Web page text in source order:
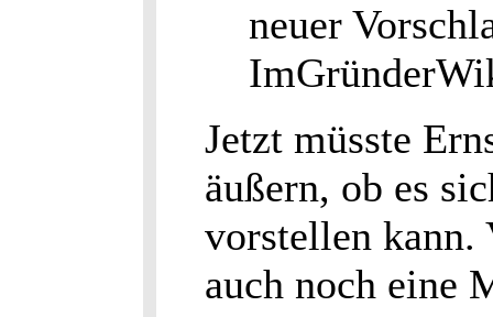
neuer
Jetzt müsste
äußern, ob es
vorstellen kann.
auch noch eine